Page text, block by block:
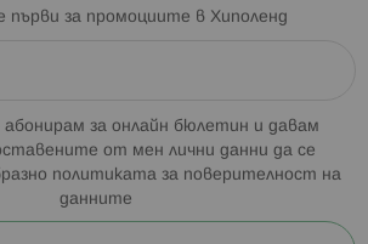
първи за промоциите в Хиполенд
за онлайн бюлетин и давам
от мен лични данни да се
политиката за поверителност на
данните